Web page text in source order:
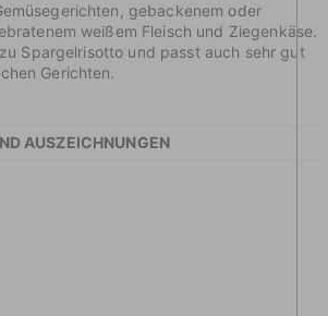
gebackenem oder
weißem Fleisch und Ziegenkäse.
Spargelrisotto und passt auch sehr gut
Gerichten.
AUSZEICHNUNGEN